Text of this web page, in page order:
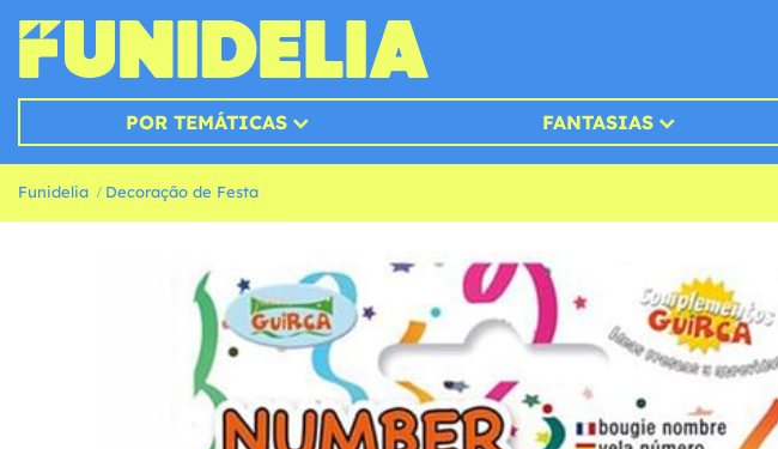
POR TEMÁTICAS FANTASIAS
Funidelia Decoração de Festa